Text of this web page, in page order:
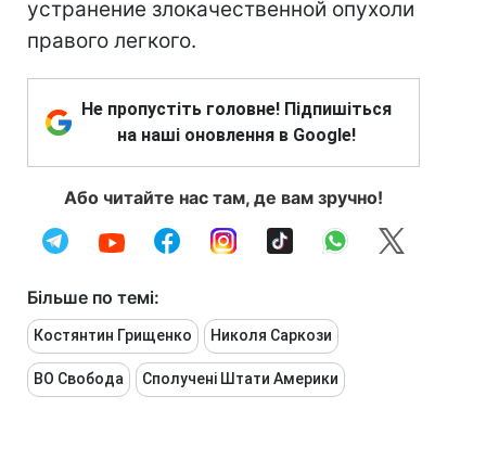
устранение злокачественной опухоли
правого легкого.
Не пропустіть головне! Підпишіться
на наші оновлення в Google!
Або читайте нас там, де вам зручно!
Більше по темі:
Костянтин Грищенко Николя Саркози
ВО Свобода Сполучені Штати Америки